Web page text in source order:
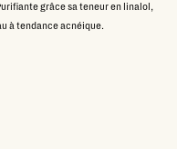
grâce sa teneur en linalol,
à tendance acnéique.